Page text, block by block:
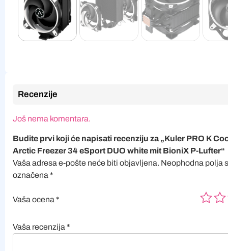
Recenzije
Još nema komentara.
Budite prvi koji će napisati recenziju za „Kuler PRO K
Arctic Freezer 34 eSport DUO white mit BioniX P-Lufter“
Vaša adresa e-pošte neće biti objavljena. Neophodna polja
označena *
Vaša ocena *
Vaša recenzija *